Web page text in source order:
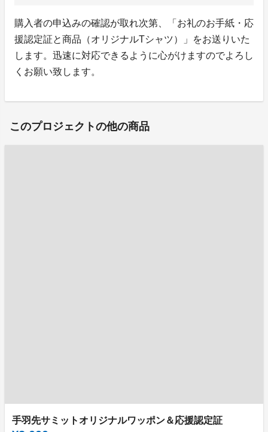
購入者の申込みの確認が取れ次第、「お礼のお手紙・応
援認定証と商品（オリジナルTシャツ）」をお送りいた
します。迅速に対応できるように心がけますのでよろし
くお願い致します。
このプロジェクトの他の商品
手羽先サミットオリジナルワッポン＆応援認定証